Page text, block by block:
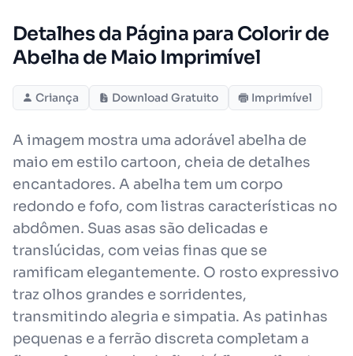
Detalhes da Página para Colorir de
Abelha de Maio Imprimível
Criança Download Gratuito Imprimível
A imagem mostra uma adorável abelha de
maio em estilo cartoon, cheia de detalhes
encantadores. A abelha tem um corpo
redondo e fofo, com listras características no
abdômen. Suas asas são delicadas e
translúcidas, com veias finas que se
ramificam elegantemente. O rosto expressivo
traz olhos grandes e sorridentes,
transmitindo alegria e simpatia. As patinhas
pequenas e a ferrão discreta completam a